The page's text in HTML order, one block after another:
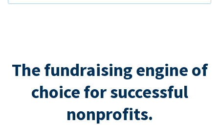
The fundraising engine of
choice for successful
nonprofits.